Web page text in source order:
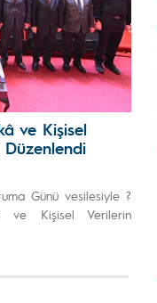
ve Kişisel
Düzenlendi
Günü vesilesiyle ?
ve Kişisel Verilerin